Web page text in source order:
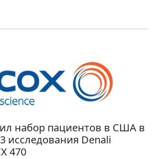
набор пациентов в США в
исследования Denali
470